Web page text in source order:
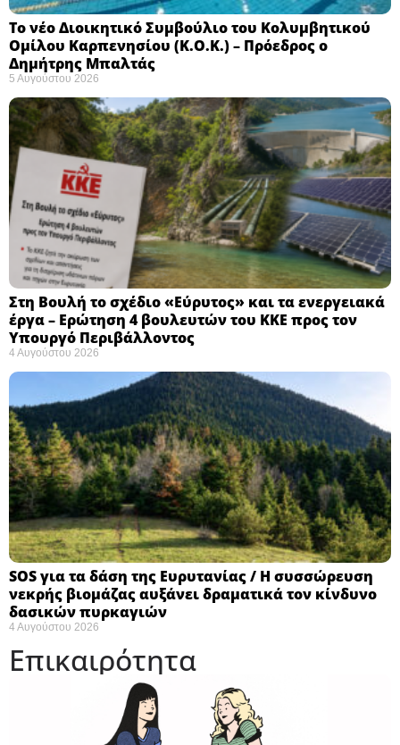
Το νέο Διοικητικό Συμβούλιο του Κολυμβητικού
Ομίλου Καρπενησίου (Κ.Ο.Κ.) – Πρόεδρος ο
Δημήτρης Μπαλτάς
5 Αυγούστου 2026
Στη Βουλή το σχέδιο «Εύρυτος» και τα ενεργειακά
έργα – Ερώτηση 4 βουλευτών του ΚΚΕ προς τον
Υπουργό Περιβάλλοντος
4 Αυγούστου 2026
SOS για τα δάση της Ευρυτανίας / Η συσσώρευση
νεκρής βιομάζας αυξάνει δραματικά τον κίνδυνο
δασικών πυρκαγιών
4 Αυγούστου 2026
Επικαιρότητα